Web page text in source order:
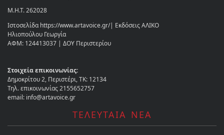
Μ.Η.Τ. 262028
Ιστοσελίδα https://www.artavoice.gr/| Εκδόσεις ΑΛΙΚΟ
Ηλιοπούλου Γεωργία
ΑΦΜ: 124413037 | ΔΟΥ Περιστερίου
Στοιχεία επικοινωνίας:
Δημοκρίτου 2, Περιστέρι, ΤΚ: 12134
Τηλ. επικοινωνίας 2155652757
email: info@artavoice.gr
ΤΕΛΕΥΤΑΙΑ ΝΕΑ